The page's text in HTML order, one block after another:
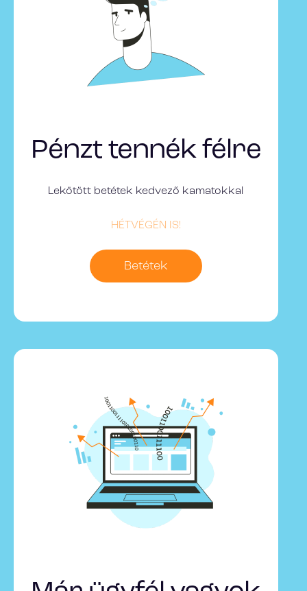
Pénzt tennék félre
Lekötött betétek kedvező kamatokkal
HÉTVÉGÉN IS!
Betétek